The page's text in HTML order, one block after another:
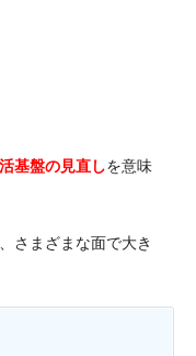
基盤の見直しを意味
さまざまな面で大き